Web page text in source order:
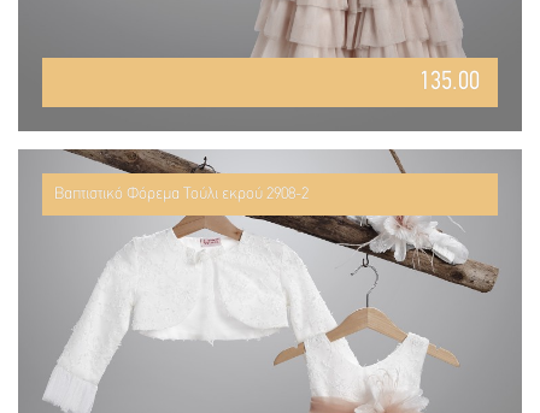
135.00
Βαπτιστικό Φόρεμα Τούλι εκρού 2908-2